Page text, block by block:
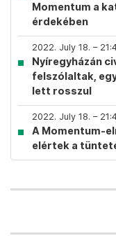
Momentum a
érdekében
2022. July 18. –
Nyíregyházán
felszólaltak,
lett rosszul
2022. July 18. –
A Momentum-
elértek a